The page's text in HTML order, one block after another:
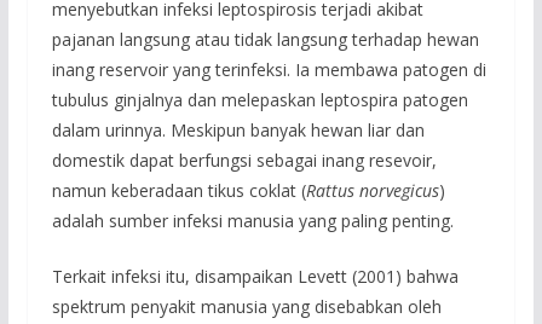
menyebutkan infeksi leptospirosis terjadi akibat
pajanan langsung atau tidak langsung terhadap hewan
inang reservoir yang terinfeksi. Ia membawa patogen di
tubulus ginjalnya dan melepaskan leptospira patogen
dalam urinnya. Meskipun banyak hewan liar dan
domestik dapat berfungsi sebagai inang resevoir,
namun keberadaan tikus coklat (Rattus norvegicus)
adalah sumber infeksi manusia yang paling penting.
Terkait infeksi itu, disampaikan Levett (2001) bahwa
spektrum penyakit manusia yang disebabkan oleh